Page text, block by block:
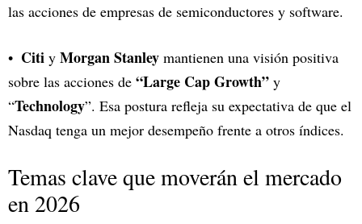
las acciones de empresas de semiconductores y software.
Citi y Morgan Stanley mantienen una visión positiva
sobre las acciones de “Large Cap Growth” y
“Technology”. Esa postura refleja su expectativa de que el
Nasdaq tenga un mejor desempeño frente a otros índices.
Temas clave que moverán el mercado
en 2026